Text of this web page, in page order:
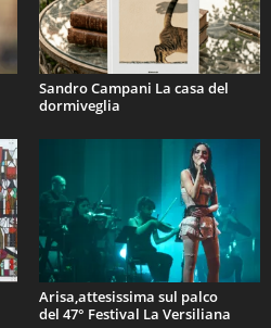
Sandro Campani La casa del
dormiveglia
Arisa,attesissima sul palco
del 47° Festival La Versiliana